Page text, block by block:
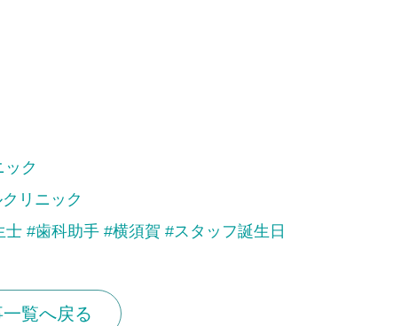
ク
リニック
士 #歯科助手 #横須賀 #スタッフ誕生日
覧へ戻る